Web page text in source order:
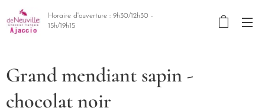
Horaire d'ouverture : 9h30/12h30 -
15h/19h15
Grand mendiant sapin -
chocolat noir